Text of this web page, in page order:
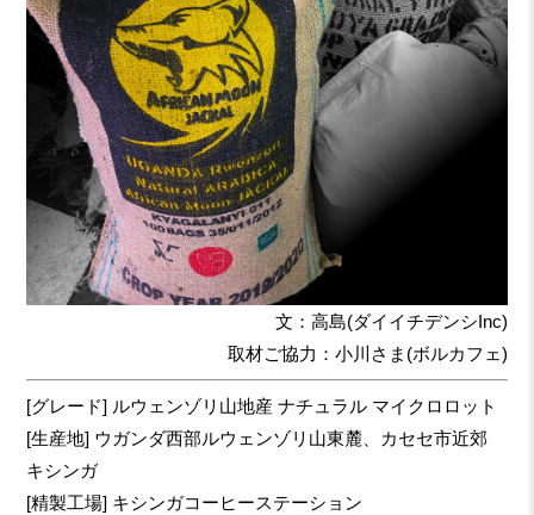
文：高島(ダイイチデンシInc)
取材ご協力：小川さま(ボルカフェ)
[グレード] ルウェンゾリ山地産 ナチュラル マイクロロット
[生産地] ウガンダ西部ルウェンゾリ山東麓、カセセ市近郊
キシンガ
[精製工場] キシンガコーヒーステーション